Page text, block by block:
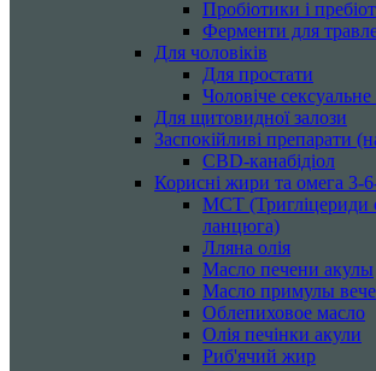
Пробіотики і
Ферменти для
Для чоловіків
Для простати
Чоловіче
Для щитовидної залози
Заспокійливі препарати
CBD-канабідіол
Корисні жири та омега 3-
MCT (Тригліцериди
ланцюга)
Лляна олія
Масло печени акулы
Масло примулы
Облепиховое масло
Олія печінки акули
Риб'ячий жир